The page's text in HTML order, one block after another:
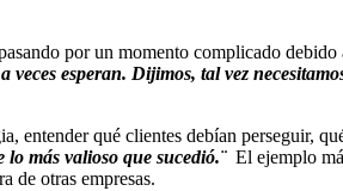
por un momento complicado debido
esperan. Dijimos, tal vez
entender qué clientes debían perseguir,
más valioso que sucedió.¨El ejemplo
de otras empresas.